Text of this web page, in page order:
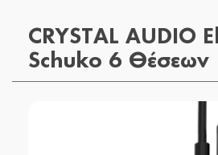
CRYSTAL AUDIO
Schuko 6 Θέσεων